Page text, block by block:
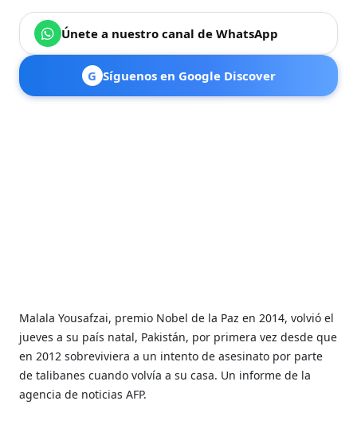
Únete a nuestro canal de WhatsApp
G Síguenos en Google Discover
Malala Yousafzai, premio Nobel de la Paz en 2014, volvió el
jueves a su país natal, Pakistán, por primera vez desde que
en 2012 sobreviviera a un intento de asesinato por parte
de talibanes cuando volvía a su casa. Un informe de la
agencia de noticias AFP.